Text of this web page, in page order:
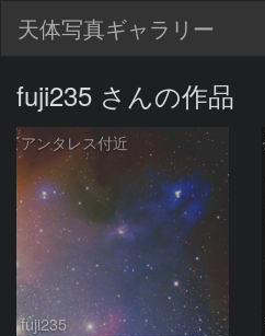
天体写真ギャラリー
fuji235 さんの作品
アンタレス付近
fuji235